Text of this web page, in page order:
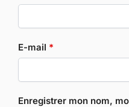
E-mail *
Enregistrer mon nom,